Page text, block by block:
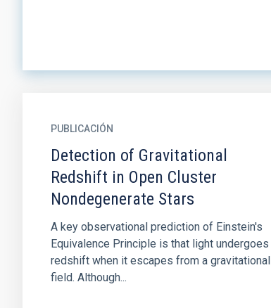
PUBLICACIÓN
Detection of Gravitational
Redshift in Open Cluster
Nondegenerate Stars
A key observational prediction of Einstein's
Equivalence Principle is that light undergoes
redshift when it escapes from a gravitational
field. Although...